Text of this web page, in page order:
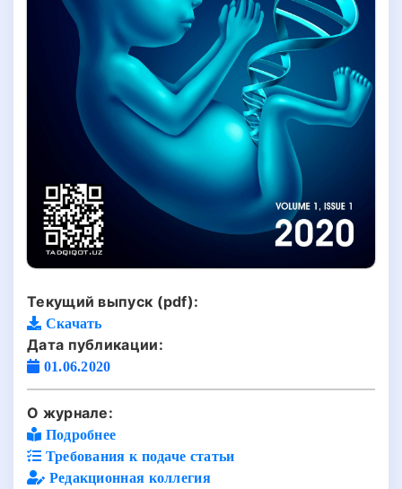
Текущий выпуск (pdf):
Скачать
Дата публикации:
01.06.2020
О журнале:
Подробнее
Требования к подаче статьи
Редакционная коллегия